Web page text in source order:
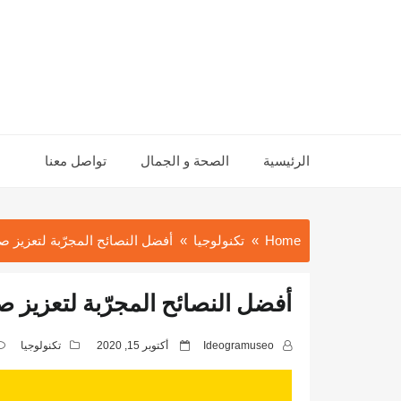
الرئيسية الصحة و الجمال تواصل معنا
Home تكنولوجيا أفضل النصائح المجرّبة لتعزيز
أفضل النصائح المجرّبة لتعزيز
Ideogramuseo
Pأكتوبر 15, 2020 تكنولوجيا